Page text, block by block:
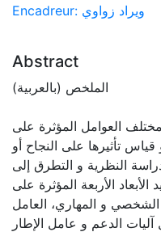
Encadreur: ويراد زواوي
Abstract
الملخص (بالعربية)
العوامل المؤثرة على
قياس تأثيرها على النجاح أو
النظرية و التطرق إلى
الأربعة المؤثرة على
الشخصي و المهاري، العامل
الدعم و عامل الإطار